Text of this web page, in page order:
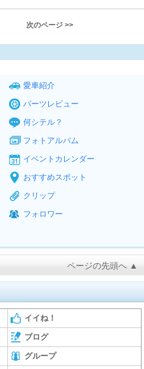
次のページ >>
愛車紹介
パーツレビュー
何シテル？
フォトアルバム
イベントカレンダー
おすすめスポット
クリップ
フォロワー
ページの先頭へ ▲
イイね！
ブログ
グループ